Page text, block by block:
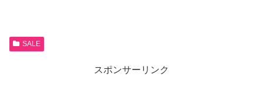
SALE
スポンサーリンク